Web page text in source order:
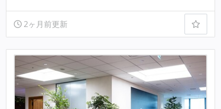
2ヶ月前更新